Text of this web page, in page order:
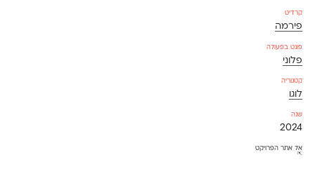
קרדיט
פירמה
פונט בפעולה
פלוני
קטגוריה
לוגו
שנה
2024
אל אתר הפרויקט
⇱